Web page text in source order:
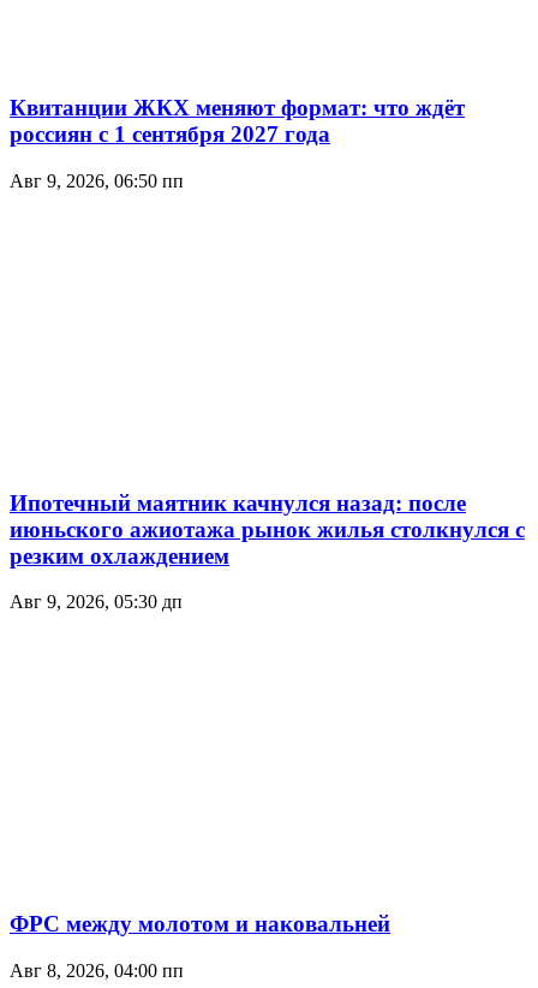
Квитанции ЖКХ меняют формат: что ждёт
россиян с 1 сентября 2027 года
Авг 9, 2026, 06:50 пп
Ипотечный маятник качнулся назад: после
июньского ажиотажа рынок жилья столкнулся с
резким охлаждением
Авг 9, 2026, 05:30 дп
ФРС между молотом и наковальней
Авг 8, 2026, 04:00 пп